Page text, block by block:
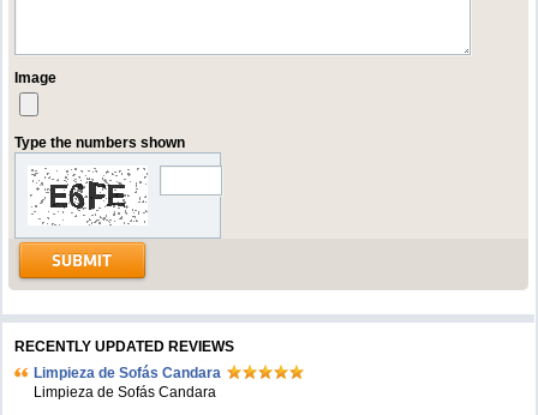
Image
Type the numbers shown
RECENTLY UPDATED REVIEWS
Limpieza de Sofás Candara
Limpieza de Sofás Candara